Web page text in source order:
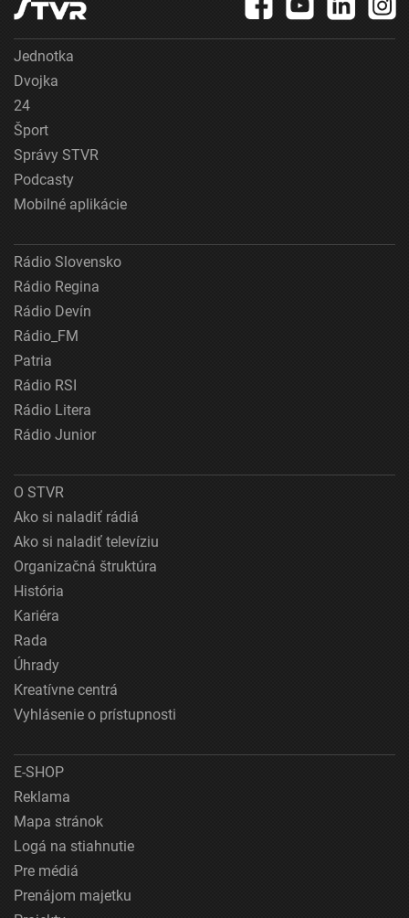
Jednotka
Dvojka
24
Šport
Správy STVR
Podcasty
Mobilné aplikácie
Rádio Slovensko
Rádio Regina
Rádio Devín
Rádio_FM
Patria
Rádio RSI
Rádio Litera
Rádio Junior
O STVR
Ako si naladiť rádiá
Ako si naladiť televíziu
Organizačná štruktúra
História
Kariéra
Rada
Úhrady
Kreatívne centrá
Vyhlásenie o prístupnosti
E-SHOP
Reklama
Mapa stránok
Logá na stiahnutie
Pre médiá
Prenájom majetku